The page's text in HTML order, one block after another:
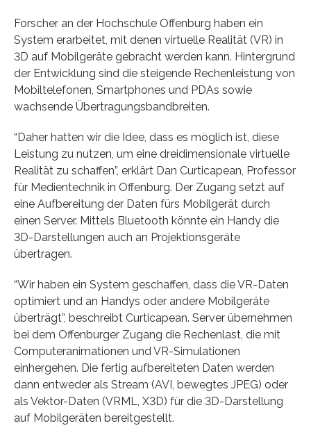
Forscher an der Hochschule Offenburg haben ein
System erarbeitet, mit denen virtuelle Realität (VR) in
3D auf Mobilgeräte gebracht werden kann. Hintergrund
der Entwicklung sind die steigende Rechenleistung von
Mobiltelefonen, Smartphones und PDAs sowie
wachsende Übertragungsbandbreiten.
“Daher hatten wir die Idee, dass es möglich ist, diese
Leistung zu nutzen, um eine dreidimensionale virtuelle
Realität zu schaffen”, erklärt Dan Curticapean, Professor
für Medientechnik in Offenburg. Der Zugang setzt auf
eine Aufbereitung der Daten fürs Mobilgerät durch
einen Server. Mittels Bluetooth könnte ein Handy die
3D-Darstellungen auch an Projektionsgeräte
übertragen.
“Wir haben ein System geschaffen, dass die VR-Daten
optimiert und an Handys oder andere Mobilgeräte
überträgt”, beschreibt Curticapean. Server übernehmen
bei dem Offenburger Zugang die Rechenlast, die mit
Computeranimationen und VR-Simulationen
einhergehen. Die fertig aufbereiteten Daten werden
dann entweder als Stream (AVI, bewegtes JPEG) oder
als Vektor-Daten (VRML, X3D) für die 3D-Darstellung
auf Mobilgeräten bereitgestellt.